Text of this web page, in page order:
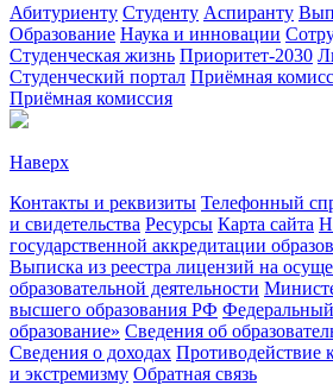
Абитуриенту Студенту Аспиранту
Образование Наука и инновации
Студенческая жизнь Приоритет-2030
Студенческий портал Приёмная
Приёмная комиссия
Наверх
Контакты и реквизиты Телефонный
и свидетельства Ресурсы Карта сайта
государственной аккредитации
Выписка из реестра лицензий на
образовательной деятельности
высшего образования РФ
образование» Сведения об
Сведения о доходах Противодействие
и экстремизму Обратная связь